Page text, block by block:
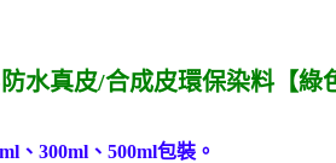
水真皮/合成皮環保染料【綠
、300ml、500ml包裝。